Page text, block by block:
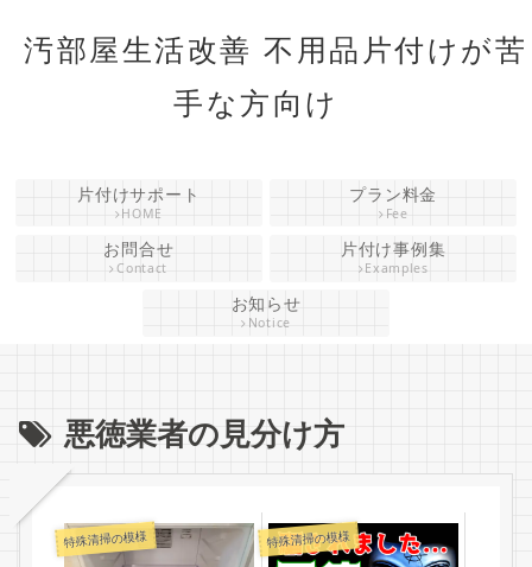
汚部屋生活改善 不用品片付けが苦
手な方向け
片付けサポート
HOME
プラン料金
Fee
お問合せ
Contact
片付け事例集
Examples
お知らせ
Notice
悪徳業者の見分け方
特殊清掃の模様 特殊清掃の模様